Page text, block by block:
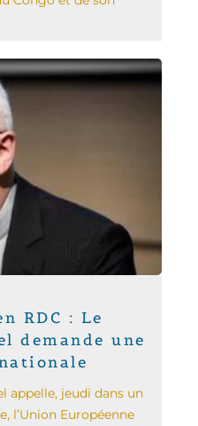
RDC : Le
demande une
appelle, jeudi dans un
l’Union Européenne